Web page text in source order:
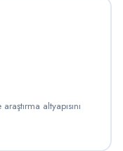
altyapısını